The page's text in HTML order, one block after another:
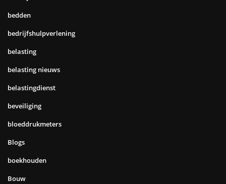
bedden
bedrijfshulpverlening
belasting
belasting nieuws
belastingdienst
beveiliging
bloeddrukmeters
Blogs
boekhouden
Bouw